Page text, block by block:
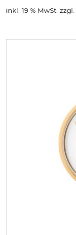
inkl. 19 % MwSt. zzgl.